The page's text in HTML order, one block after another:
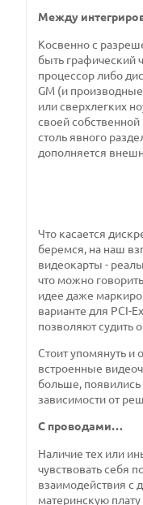
Между
Косвенно с
быть графический
процессор либо
GM (и
или сверхлегких
своей
столь явного
дополняется
Что касается
беремся, на наш
видеокарты -
что можно
идее даже
варианте для PCI-
позволяют судить
Стоит упомянуть и
встроенные
больше, появились
зависимости от
С проводами…
Наличие тех или
чувствовать себя
взаимодействия с
материнскую